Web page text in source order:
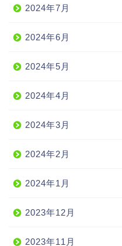
2024年7月
2024年6月
2024年5月
2024年4月
2024年3月
2024年2月
2024年1月
2023年12月
2023年11月